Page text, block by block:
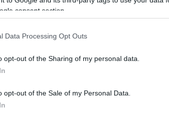
consent section.
Data Processing Opt Outs
opt-out of the Sharing of my personal data.
opt-out of the Sale of my Personal Data.
con Join Group e numerosi
inefficienze che ostacolano il
operatori e le pubbliche
che si svolgono solo nel 15% dei